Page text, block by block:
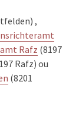
,
Rafz (8197
Rafz) ou
(8201